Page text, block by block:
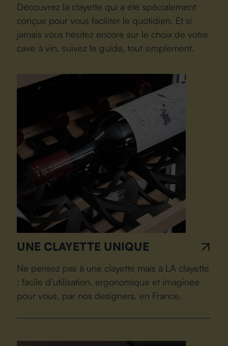
Découvrez la clayette qui a été spécialement
conçue pour vous faciliter le quotidien. Et si
jamais vous hésitez encore sur le choix de votre
cave à vin, suivez le guide, tout simplement.
UNE CLAYETTE UNIQUE
Ne pensez pas à une clayette mais à LA clayette
: facile d’utilisation, ergonomique et imaginée
pour vous, par nos designers, en France.